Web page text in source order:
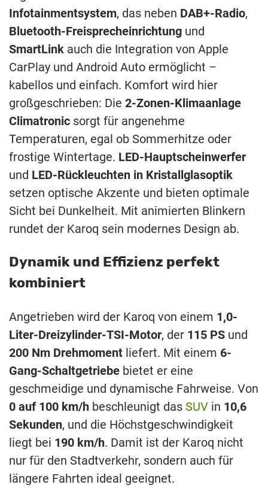
Infotainmentsystem, das neben DAB+-Radio,
Bluetooth-Freisprecheinrichtung und
SmartLink auch die Integration von Apple
CarPlay und Android Auto ermöglicht –
kabellos und einfach. Komfort wird hier
großgeschrieben: Die 2-Zonen-Klimaanlage
Climatronic sorgt für angenehme
Temperaturen, egal ob Sommerhitze oder
frostige Wintertage. LED-Hauptscheinwerfer
und LED-Rückleuchten in Kristallglasoptik
setzen optische Akzente und bieten optimale
Sicht bei Dunkelheit. Mit animierten Blinkern
rundet der Karoq sein modernes Design ab.
Dynamik und Effizienz perfekt
kombiniert
Angetrieben wird der Karoq von einem 1,0-
Liter-Dreizylinder-TSI-Motor, der 115 PS und
200 Nm Drehmoment liefert. Mit einem 6-
Gang-Schaltgetriebe bietet er eine
geschmeidige und dynamische Fahrweise. Von
0 auf 100 km/h beschleunigt das SUV in 10,6
Sekunden, und die Höchstgeschwindigkeit
liegt bei 190 km/h. Damit ist der Karoq nicht
nur für den Stadtverkehr, sondern auch für
längere Fahrten ideal geeignet.